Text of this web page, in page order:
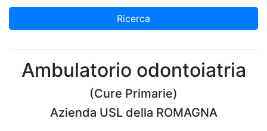
Ricerca
Ambulatorio odontoiatria
(Cure Primarie)
Azienda USL della ROMAGNA